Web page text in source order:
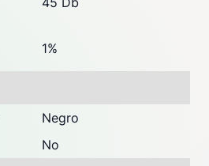
1%
Negro
No